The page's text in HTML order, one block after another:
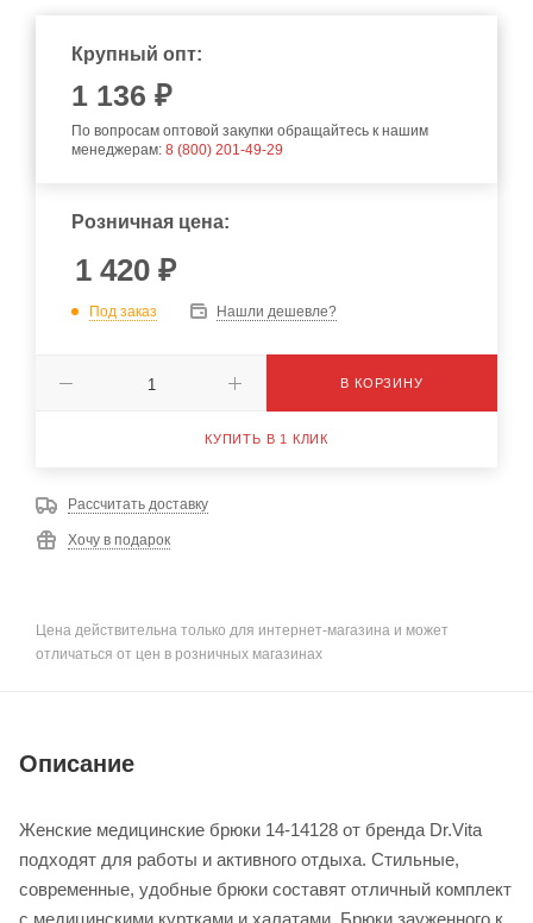
Крупный опт:
1 136 ₽
По вопросам оптовой закупки обращайтесь к нашим
менеджерам: 8 (800) 201-49-29
Розничная цена:
1 420 ₽
Под заказ Нашли дешевле?
В КОРЗИНУ
КУПИТЬ В 1 КЛИК
Рассчитать доставку
Хочу в подарок
Цена действительна только для интернет-магазина и может
отличаться от цен в розничных магазинах
Описание
Женские медицинские брюки 14-14128 от бренда Dr.Vita
подходят для работы и активного отдыха. Стильные,
современные, удобные брюки составят отличный комплект
с медицинскими куртками и халатами. Брюки зауженного к